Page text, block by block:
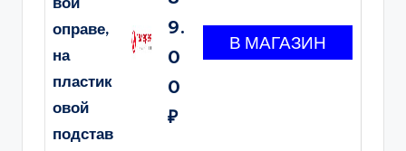
оправе,
на
пластик
овой
подстав
9.
0
0
₽